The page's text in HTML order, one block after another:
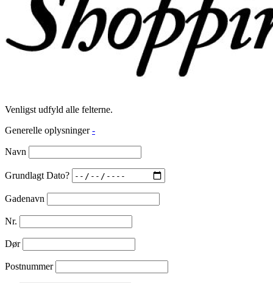
Venligst udfyld alle felterne.
Generelle oplysninger -
Navn
Grundlagt Dato?
Gadenavn
Nr.
Dør
Postnummer